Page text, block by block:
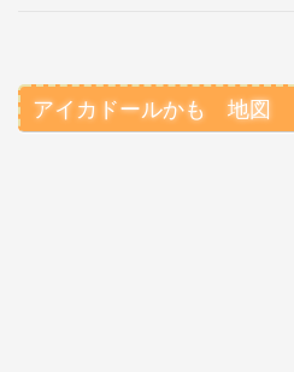
アイカドールかも 地図